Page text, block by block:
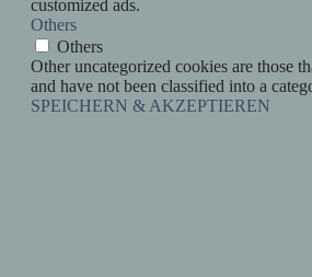
customized ads.
Others
Others
Other uncategorized cookies are those
and have not been classified into a
SPEICHERN & AKZEPTIEREN